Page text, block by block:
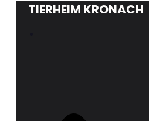
TIERHEIM KRONACH